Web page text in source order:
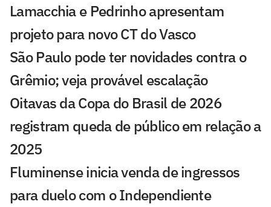
Lamacchia e Pedrinho apresentam
projeto para novo CT do Vasco
São Paulo pode ter novidades contra o
Grêmio; veja provável escalação
Oitavas da Copa do Brasil de 2026
registram queda de público em relação a
2025
Fluminense inicia venda de ingressos
para duelo com o Independiente